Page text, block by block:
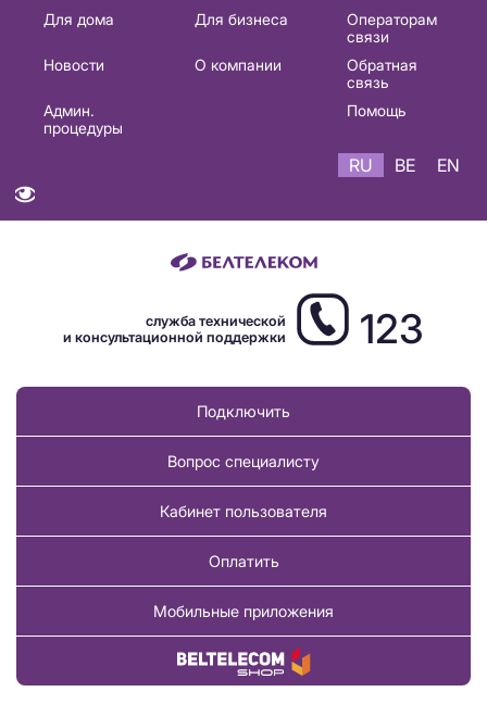
Основная
навигация
Для дома Для бизнеса
Операторам
связи
Новости
О компании
Обратная
связь
Админ.
процедуры
Помощь
RU BE EN
служба технической
и консультационной поддержки
123
Подключить
Вопрос специалисту
Кабинет пользователя
Оплатить
Мобильные приложения
Купить товар